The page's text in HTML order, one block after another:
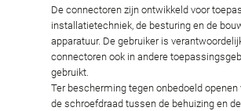
De connectoren zijn ontwikkeld voor
installatietechniek, de besturing en de
apparatuur. De gebruiker is
connectoren ook in andere
gebruikt.
Ter bescherming tegen onbedoeld
de schroefdraad tussen de behuizing en